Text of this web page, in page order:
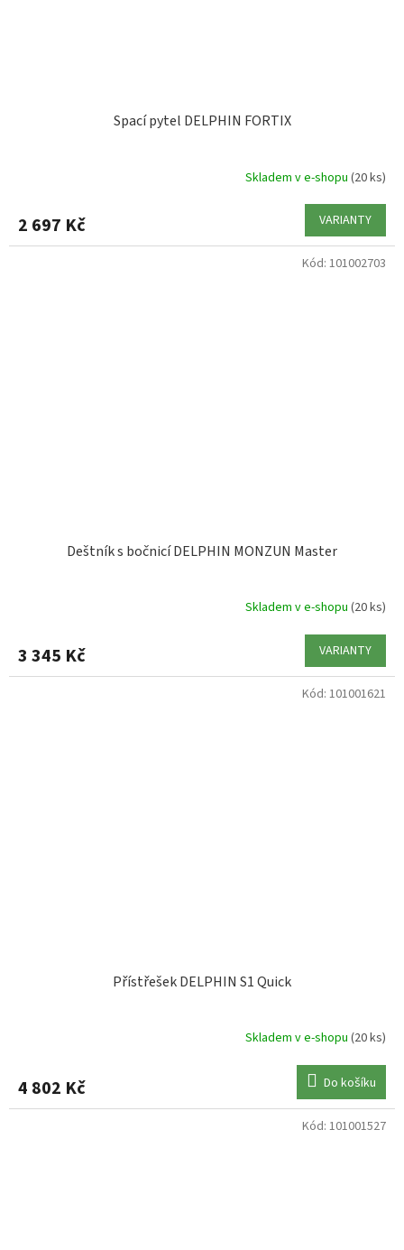
Spací pytel DELPHIN FORTIX
Skladem v e-shopu (20 ks)
2 697 Kč VARIANTY
Deštník s bočnicí DELPHIN MONZUN Master
Skladem v e-shopu (20 ks)
3 345 Kč VARIANTY
Kód: 101002703
Přístřešek DELPHIN S1 Quick
Skladem v e-shopu (20 ks)
4 802 Kč Do košíku
Kód: 101001621
Kód: 101001527